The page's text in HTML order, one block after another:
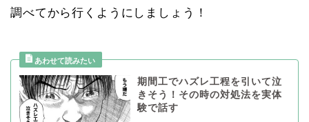
調べてから行くようにしましょう！
期間工でハズレ工程を引いて泣
きそう！その時の対処法を実体
験で話す